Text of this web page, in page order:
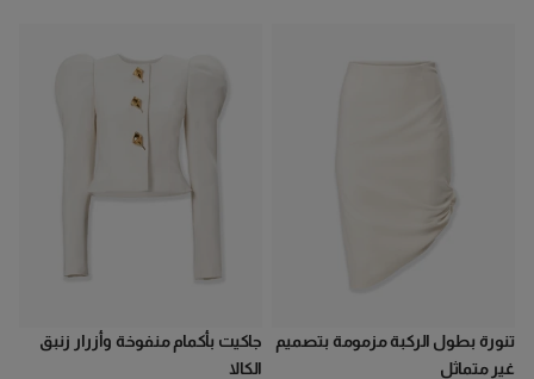
تنورة بطول الركبة مزمومة بتصميم
غير متماثل
جاكيت بأكمام منفوخة وأزرار زنبق
الكالا